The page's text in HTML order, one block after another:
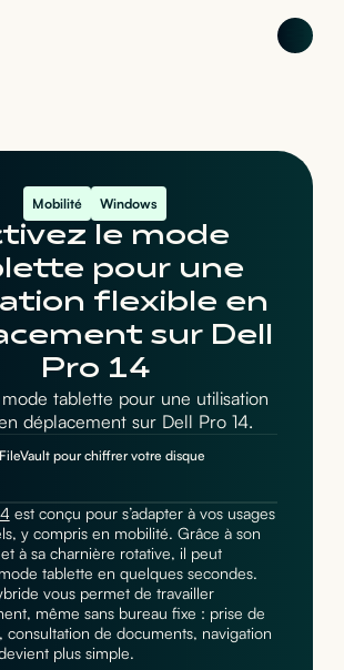
Mobilité Windows
le mode
pour une
flexible en
sur Dell
Pro 14
tablette pour une utilisation
déplacement sur Dell Pro 14.
pour chiffrer votre disque
est conçu pour s’adapter à vos usages
y compris en mobilité. Grâce à son
à sa charnière rotative, il peut
tablette en quelques secondes.
vous permet de travailler
même sans bureau fixe : prise de
consultation de documents, navigation
plus simple.